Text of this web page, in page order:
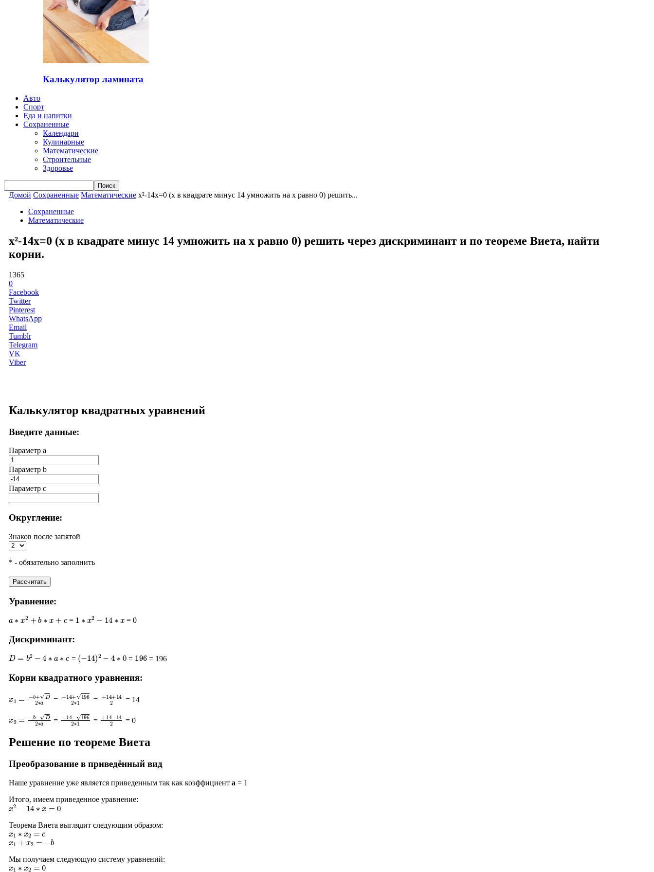
Калькулятор ламината
Авто
Спорт
Еда и напитки
Сохраненные
Календари
Кулинарные
Математические
Строительные
Здоровье
Домой Сохраненные Математические x²-14x=0 (x в квадрате минус 14 умножить на x равно 0) решить...
Сохраненные
Математические
x²-14x=0 (x в квадрате минус 14 умножить на x равно 0) решить через дискриминант и по теореме Виета, найти
корни.
1365
0
Facebook
Twitter
Pinterest
WhatsApp
Email
Tumblr
Telegram
VK
Viber
Калькулятор квадратных уравнений
Введите данные:
Параметр a
Параметр b
Параметр с
Округление:
Знаков после запятой
* - обязательно заполнить
Рассчитать
Уравнение:
2 b ∗ = 1 2 14 ∗ = 0
Дискриминант:
D= 2− a = (− 14)2 ∗ = 196 = 196
Корни квадратного уравнения:
+ D2∗ = + 14 +196 1
= + 14 +14 = 14
b−D2∗ = +14−196 ∗1
= +14−14 = 0
Решение по теореме Виета
Преобразование в приведённый вид
Наше уравнение уже является приведенным так как коэффициент a = 1
Итого, имеем приведенное уравнение:
x2−14 ∗x=0
Теорема Виета выглядит следующим образом:
x1∗x2= c
x1 + x2 =− b
Мы получаем следующую систему уравнений:
x1∗x2=0